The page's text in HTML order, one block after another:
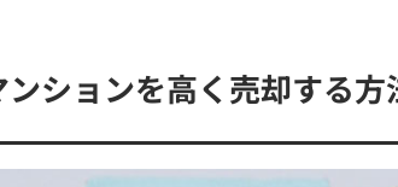
ションを高く売却する方